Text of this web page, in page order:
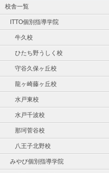
校舎一覧
ITTO個別指導学院
牛久校
ひたち野うしく校
守谷久保ヶ丘校
龍ヶ崎藤ヶ丘校
水戸東校
水戸千波校
那珂菅谷校
八王子北野校
みやび個別指導学院